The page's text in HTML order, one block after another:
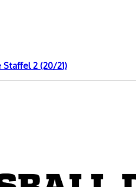
Staffel 2 (20/21)